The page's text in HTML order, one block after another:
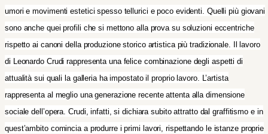
umori e movimenti estetici spesso tellurici e poco evidenti. Quelli più giovani
sono anche quei profili che si mettono alla prova su soluzioni eccentriche
rispetto ai canoni della produzione storico artistica più tradizionale. Il lavoro
di Leonardo Crudi rappresenta una felice combinazione degli aspetti di
attualità sui quali la galleria ha impostato il proprio lavoro. L’artista
rappresenta al meglio una generazione recente attenta alla dimensione
sociale dell’opera. Crudi, infatti, si dichiara subito attratto dal graffitismo e in
quest’ambito comincia a produrre i primi lavori, rispettando le istanze proprie